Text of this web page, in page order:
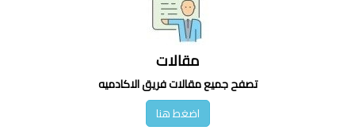
مقالات
تصفح جميع مقالات فريق الاكادميه
اضغط هنا